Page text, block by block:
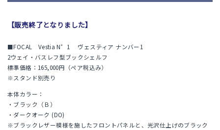
【販売終了となりました】
■FOCAL Vestia N゜1 ヴェスティア ナンバー1
2ウェイ・バスレフ型ブックシェルフ
標準価格：165,000円（ペア税込み）
※スタンド別売り
本体カラー：
・ブラック（Ｂ）
・ダークオーク (DO)
※ブラックレザー模様を施したフロントパネルと、光沢仕上げのブラック